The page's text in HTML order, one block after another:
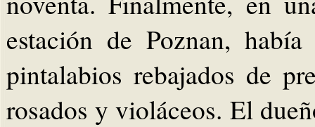
estación de Poznan,
pintalabios rebajados de
rosados y violáceos. El